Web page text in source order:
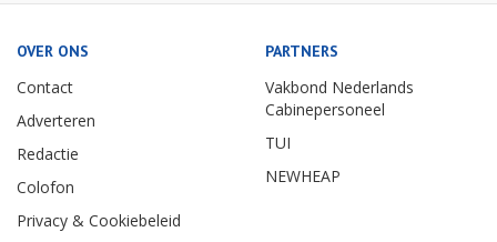
OVER ONS
Contact
Adverteren
Redactie
Colofon
Privacy & Cookiebeleid
PARTNERS
Vakbond Nederlands
Cabinepersoneel
TUI
NEWHEAP